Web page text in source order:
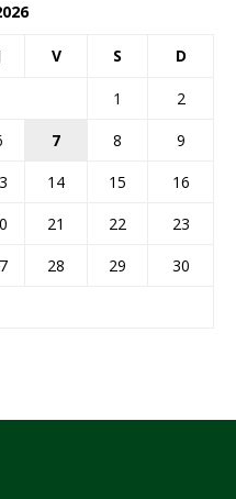
V S D
1
2
7 8
9
14 15
16
21 22
23
28 29
30